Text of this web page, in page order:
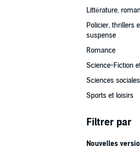
Littérature,
Policier, thrillers
suspense
Romance
Science-Fiction
Sciences
Sports et loisirs
Filtrer par
Nouvelles